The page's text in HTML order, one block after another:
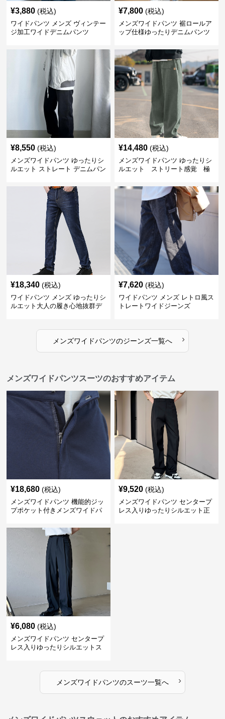
¥3,880 (税込)
ワイドパンツ メンズ ヴィンテー
ジ加工ワイドデニムパンツ
¥7,800 (税込)
メンズワイドパンツ 裾ロールア
ップ仕様ゆったりデニムパンツ
¥8,550 (税込)
メンズワイドパンツ ゆったりシ
ルエット ストレート デニムパン
¥14,480 (税込)
メンズワイドパンツ ゆったりシ
ルエット ストリート感覚 極
¥18,340 (税込)
ワイドパンツ メンズ ゆったりシ
ルエット大人の履き心地抜群デ
¥7,620 (税込)
ワイドパンツ メンズ レトロ風ス
トレートワイドジーンズ
メンズワイドパンツのジーンズ一覧へ ›
メンズワイドパンツスーツのおすすめアイテム
¥18,680 (税込)
メンズワイドパンツ 機能的ジッ
プポケット付きメンズワイドパ
¥9,520 (税込)
メンズワイドパンツ センタープ
レス入りゆったりシルエット正
¥6,080 (税込)
メンズワイドパンツ センタープ
レス入りゆったりシルエットス
メンズワイドパンツのスーツ一覧へ ›